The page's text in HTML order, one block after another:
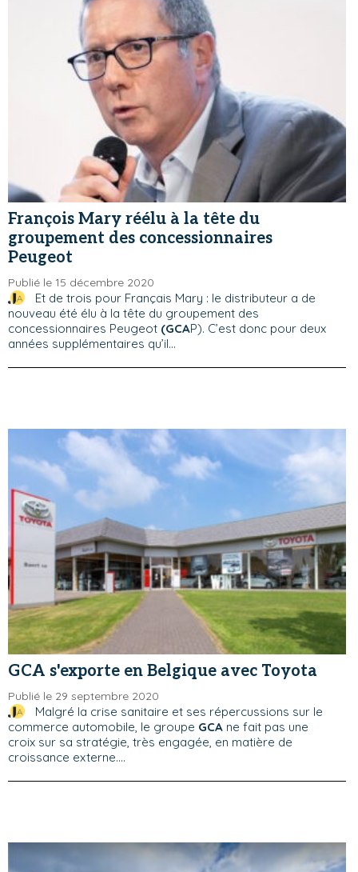
François Mary réélu à la tête du
groupement des concessionnaires
Peugeot
Publié le 15 décembre 2020
Et de trois pour Français Mary : le distributeur a de
nouveau été élu à la tête du groupement des
concessionnaires Peugeot (GCAP). C’est donc pour deux
années supplémentaires qu’il...
GCA s'exporte en Belgique avec Toyota
Publié le 29 septembre 2020
Malgré la crise sanitaire et ses répercussions sur le
commerce automobile, le groupe GCA ne fait pas une
croix sur sa stratégie, très engagée, en matière de
croissance externe....